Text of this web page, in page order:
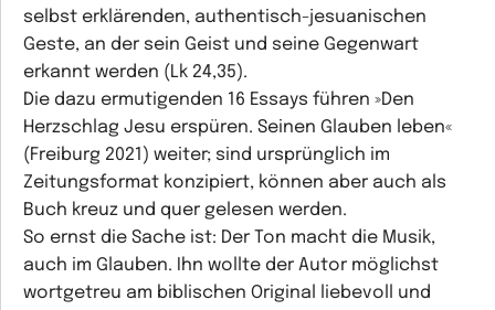
selbst erklärenden, authentisch-jesuanischen
Geste, an der sein Geist und seine Gegenwart
erkannt werden (Lk 24,35).
Die dazu ermutigenden 16 Essays führen »Den
Herzschlag Jesu erspüren. Seinen Glauben leben«
(Freiburg 2021) weiter; sind ursprünglich im
Zeitungsformat konzipiert, können aber auch als
Buch kreuz und quer gelesen werden.
So ernst die Sache ist: Der Ton macht die Musik,
auch im Glauben. Ihn wollte der Autor möglichst
wortgetreu am biblischen Original liebevoll und